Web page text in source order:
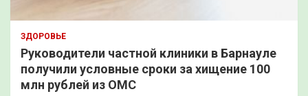
ЗДОРОВЬЕ
Руководители частной клиники в Барнауле
получили условные сроки за хищение 100
млн рублей из ОМС